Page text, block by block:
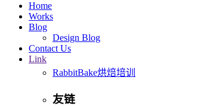
Home
Works
Blog
Design Blog
Contact Us
Link
RabbitBake烘焙培训
友链